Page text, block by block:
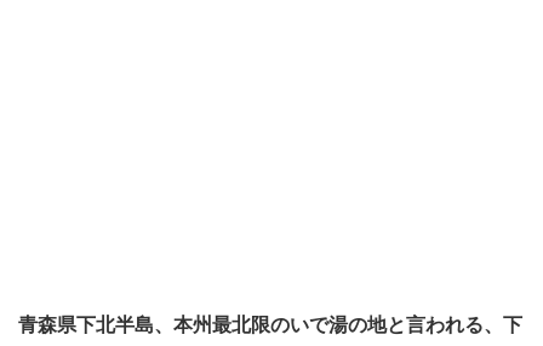
青森県下北半島、本州最北限のいで湯の地と言われる、下